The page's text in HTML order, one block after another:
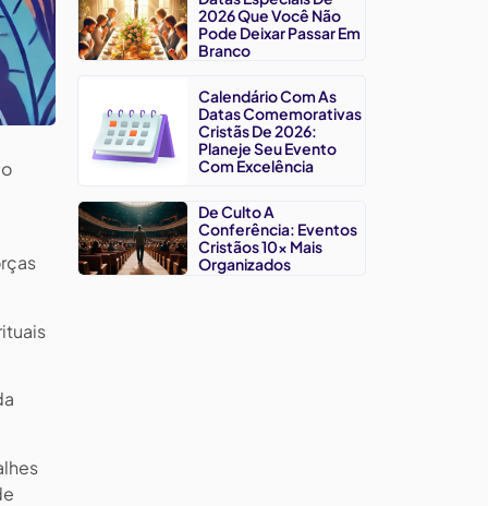
2026 Que Você Não
Pode Deixar Passar Em
Branco
Calendário Com As
Datas Comemorativas
Cristãs De 2026:
Planeje Seu Evento
Com Excelência
De Culto A
Conferência: Eventos
Cristãos 10x Mais
Organizados